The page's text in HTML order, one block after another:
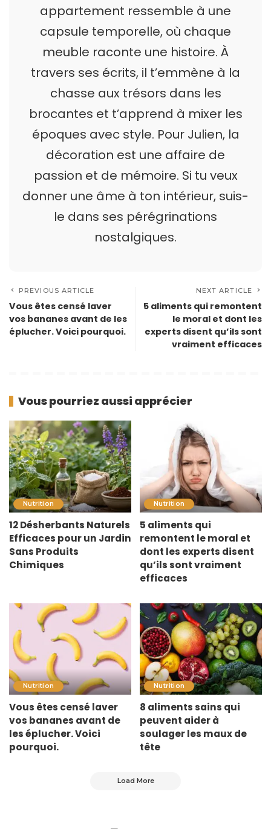
appartement ressemble à une
capsule temporelle, où chaque
meuble raconte une histoire. À
travers ses écrits, il t’emmène à la
chasse aux trésors dans les
brocantes et t’apprend à mixer les
époques avec style. Pour Julien, la
décoration est une affaire de
passion et de mémoire. Si tu veux
donner une âme à ton intérieur, suis-
le dans ses pérégrinations
nostalgiques.
PREVIOUS ARTICLE
Vous êtes censé laver
vos bananes avant de les
éplucher. Voici pourquoi.
NEXT ARTICLE
5 aliments qui remontent
le moral et dont les
experts disent qu’ils sont
vraiment efficaces
Vous pourriez aussi apprécier
Nutrition
12 Désherbants Naturels
Efficaces pour un Jardin
Sans Produits
Chimiques
Nutrition
5 aliments qui
remontent le moral et
dont les experts disent
qu’ils sont vraiment
efficaces
Nutrition
Vous êtes censé laver
vos bananes avant de
les éplucher. Voici
pourquoi.
Nutrition
8 aliments sains qui
peuvent aider à
soulager les maux de
tête
Load More